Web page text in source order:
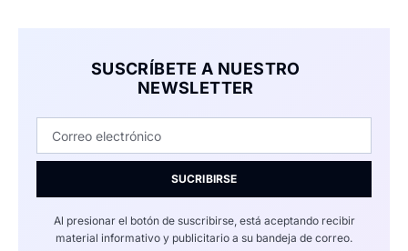
SUSCRÍBETE A NUESTRO
NEWSLETTER
SUCRIBIRSE
Al presionar el botón de suscribirse, está aceptando recibir
material informativo y publicitario a su bandeja de correo.